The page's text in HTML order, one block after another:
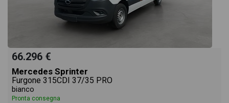
66.296 €
Mercedes Sprinter
Furgone 315CDI 37/35 PRO
bianco
Pronta consegna